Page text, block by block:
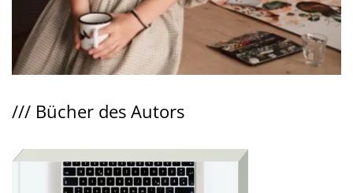
/// Bücher des Autors